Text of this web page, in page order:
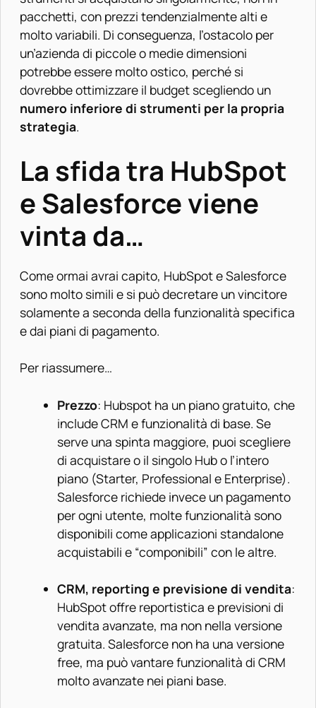
pacchetti, con prezzi tendenzialmente alti e
molto variabili. Di conseguenza, l’ostacolo per
un’azienda di piccole o medie dimensioni
potrebbe essere molto ostico, perché si
dovrebbe ottimizzare il budget scegliendo un
numero inferiore di strumenti per la propria
strategia.
La sfida tra HubSpot
e Salesforce viene
vinta da…
Come ormai avrai capito, HubSpot e Salesforce
sono molto simili e si può decretare un vincitore
solamente a seconda della funzionalità specifica
e dai piani di pagamento.
Per riassumere…
Prezzo: Hubspot ha un piano gratuito, che
include CRM e funzionalità di base. Se
serve una spinta maggiore, puoi scegliere
di acquistare o il singolo Hub o l’intero
piano (Starter, Professional e Enterprise).
Salesforce richiede invece un pagamento
per ogni utente, molte funzionalità sono
disponibili come applicazioni standalone
acquistabili e “componibili” con le altre.
CRM, reporting e previsione di vendita:
HubSpot offre reportistica e previsioni di
vendita avanzate, ma non nella versione
gratuita. Salesforce non ha una versione
free, ma può vantare funzionalità di CRM
molto avanzate nei piani base.